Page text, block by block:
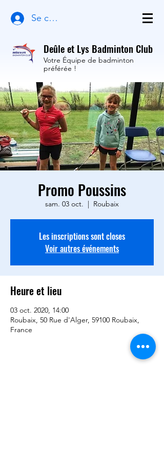
Se connecter
Deûle et Lys Badminton Club
Votre Équipe de badminton
préférée !
Promo Poussins
sam. 03 oct.
  |
Roubaix
Les inscriptions sont closes
Voir autres événements
Heure et lieu
03 oct. 2020, 14:00
Roubaix, 50 Rue d'Alger, 59100 Roubaix,
France